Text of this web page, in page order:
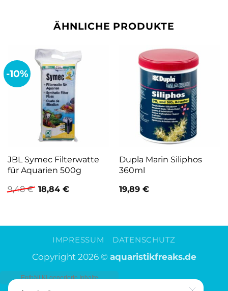
ÄHNLICHE PRODUKTE
-10%
JBL Symec Filterwatte
für Aquarien 500g
9,48€ Ursprünglicher
Preis
18,84 €Aktueller
Dupla Marin Siliphos
360ml
19,89 €
IMPRESSUM DATENSCHUTZ
Copyright 2026 © aquaristikfreaks.de